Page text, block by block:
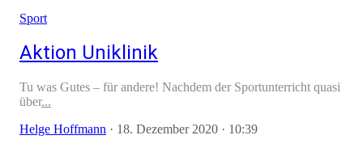
Sport
Aktion Uniklinik
Tu was Gutes – für andere! Nachdem der Sportunterricht quasi
über...
Helge Hoffmann · 18. Dezember 2020 · 10:39